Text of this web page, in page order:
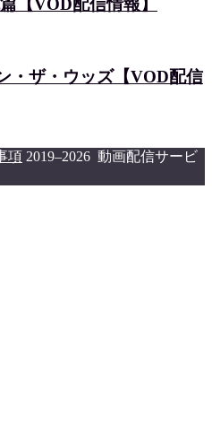
・ザ・ウッズ【VOD配信
項 2019–2026 動画配信サービ